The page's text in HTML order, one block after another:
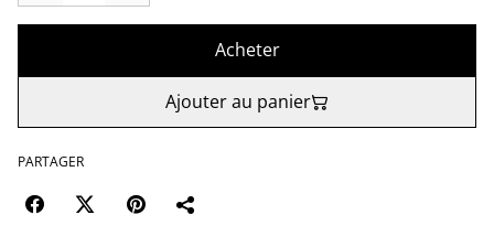
Acheter
Ajouter au panier
PARTAGER